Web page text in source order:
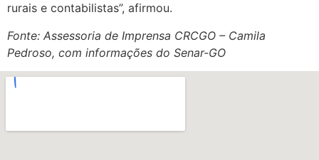
rurais e contabilistas”, afirmou.
Fonte: Assessoria de Imprensa CRCGO – Camila
Pedroso, com informações do Senar-GO